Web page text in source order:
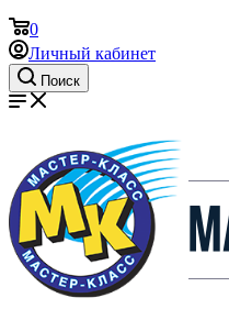
0
Личный кабинет
Поиск